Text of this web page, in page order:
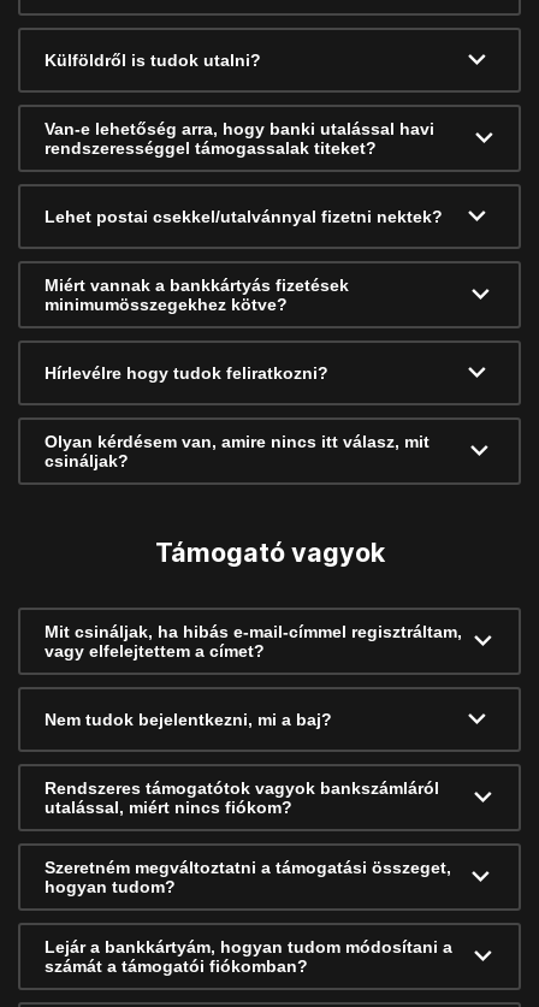
Külföldről is tudok utalni?
Van-e lehetőség arra, hogy banki utalással havi
rendszerességgel támogassalak titeket?
Lehet postai csekkel/utalvánnyal fizetni nektek?
Miért vannak a bankkártyás fizetések
minimumösszegekhez kötve?
Hírlevélre hogy tudok feliratkozni?
Olyan kérdésem van, amire nincs itt válasz, mit
csináljak?
Támogató vagyok
Mit csináljak, ha hibás e-mail-címmel regisztráltam,
vagy elfelejtettem a címet?
Nem tudok bejelentkezni, mi a baj?
Rendszeres támogatótok vagyok bankszámláról
utalással, miért nincs fiókom?
Szeretném megváltoztatni a támogatási összeget,
hogyan tudom?
Lejár a bankkártyám, hogyan tudom módosítani a
számát a támogatói fiókomban?